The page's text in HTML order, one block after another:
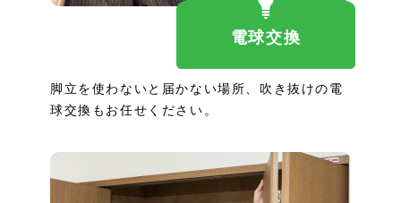
電球交換
脚立を使わないと届かない場所、吹き抜けの電
球交換もお任せください。